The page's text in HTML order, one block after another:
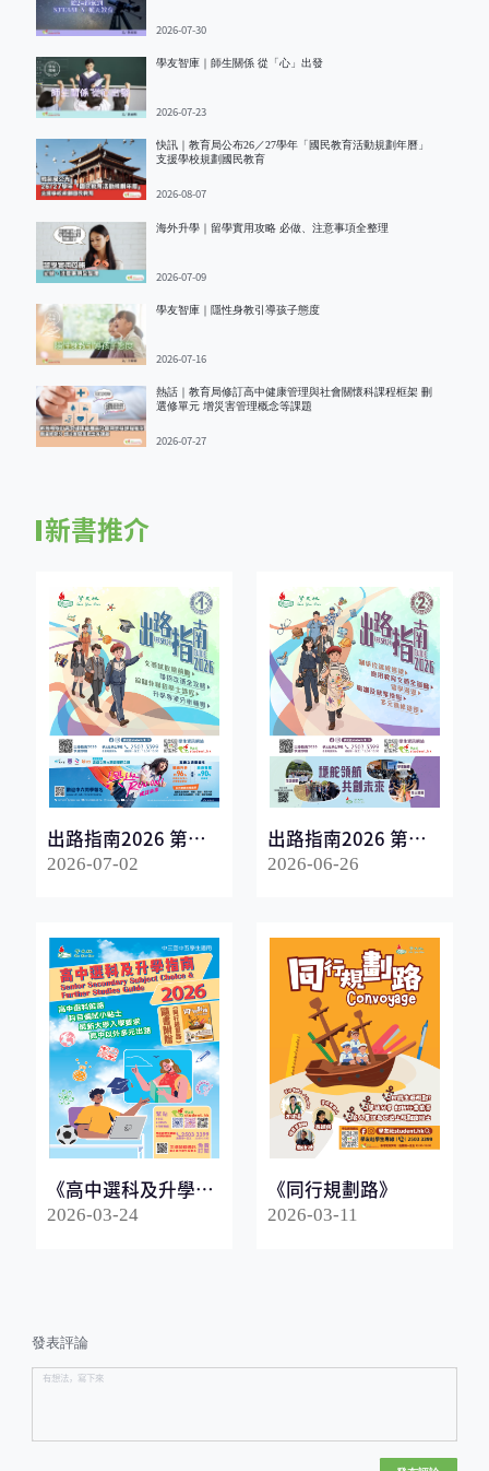
2026-07-30
學友智庫｜師生關係 從「心」出發
2026-07-23
快訊｜教育局公布26／27學年「國民教育活動規劃年曆」
支援學校規劃國民教育
2026-08-07
海外升學｜留學實用攻略 必做、注意事項全整理
2026-07-09
學友智庫｜隱性身教引導孩子態度
2026-07-16
熱話｜教育局修訂高中健康管理與社會關懷科課程框架 刪
選修單元 增災害管理概念等課題
2026-07-27
新書推介
出路指南2026 第一
冊
2026-07-02
出路指南2026 第二
冊
2026-06-26
《高中選科及升學指
南2026》
2026-03-24
《同行規劃路》
2026-03-11
發表評論